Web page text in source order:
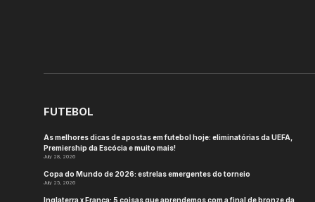
FUTEBOL
As melhores dicas de apostas em futebol hoje: eliminatórias da UEFA,
Premiership da Escócia e muito mais!
July 28, 2026
Copa do Mundo de 2026: estrelas emergentes do torneio
July 25, 2026
Inglaterra x França: 5 coisas que aprendemos com a final de bronze da